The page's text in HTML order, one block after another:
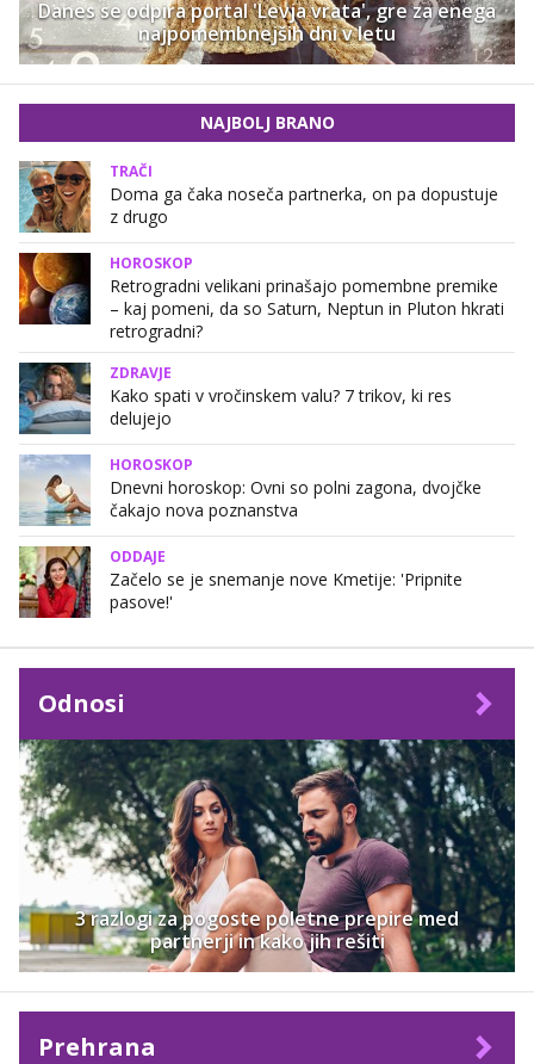
Danes se odpira portal 'Levja vrata', gre za enega
najpomembnejših dni v letu
NAJBOLJ BRANO
TRAČI
Doma ga čaka noseča partnerka, on pa dopustuje
z drugo
HOROSKOP
Retrogradni velikani prinašajo pomembne premike
– kaj pomeni, da so Saturn, Neptun in Pluton hkrati
retrogradni?
ZDRAVJE
Kako spati v vročinskem valu? 7 trikov, ki res
delujejo
HOROSKOP
Dnevni horoskop: Ovni so polni zagona, dvojčke
čakajo nova poznanstva
ODDAJE
Začelo se je snemanje nove Kmetije: 'Pripnite
pasove!'
Odnosi
3 razlogi za pogoste poletne prepire med
partnerji in kako jih rešiti
Prehrana